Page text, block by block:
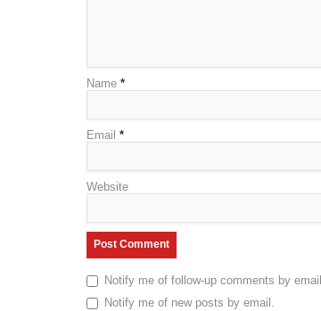
Name *
Email *
Website
Notify me of follow-up comments by email.
Notify me of new posts by email.